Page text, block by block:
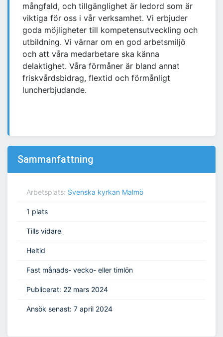
mångfald, och tillgänglighet är ledord som är
viktiga för oss i vår verksamhet. Vi erbjuder
goda möjligheter till kompetensutveckling och
utbildning. Vi värnar om en god arbetsmiljö
och att våra medarbetare ska känna
delaktighet. Våra förmåner är bland annat
friskvårdsbidrag, flextid och förmånligt
luncherbjudande.
Sammanfattning
Arbetsplats: Svenska kyrkan Malmö
1 plats
Tills vidare
Heltid
Fast månads- vecko- eller timlön
Publicerat: 22 mars 2024
Ansök senast: 7 april 2024